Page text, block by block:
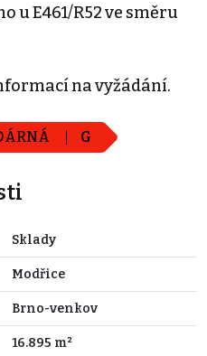
u E461/R52 ve směru
na vyžádání.
G
Sklady
Modřice
Brno-venkov
16.895 m²